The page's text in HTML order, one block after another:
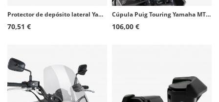
Protector de depósito lateral Yamaha MT-07 (14-17) color Negro de Puig 20750N
70,51 €
Cúpula Puig Touring Yamaha MT-07 Tracer/700/700 GT (16-19) Transparente 9212W
106,00 €